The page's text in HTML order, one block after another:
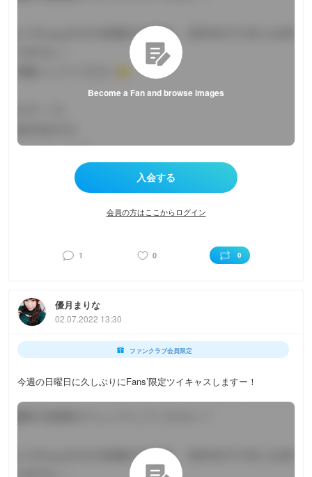
Become a Fan and browse images
会員の方はここからログイン
1 0 0
優月まりな
02.07.2022 13:30
ファンクラブ会員限定
今週の日曜日に久しぶりにFans’限定ツイキャスしますー！